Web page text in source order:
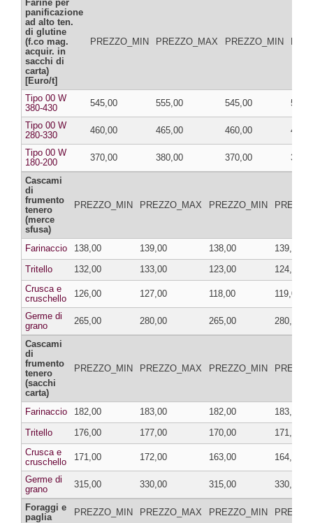
Farine per
panificazione
ad alto ten.
di glutine
(f.co mag.
acquir. in
sacchi di
carta)
[Euro/t]
PREZZO_MIN PREZZO_MAX PREZZO_MIN
Tipo 00 W
380-430
545,00 555,00 545,00
Tipo 00 W
280-330
460,00 465,00 460,00
Tipo 00 W
180-200
370,00 380,00 370,00
Cascami
di
frumento
tenero
(merce
sfusa)
PREZZO_MIN PREZZO_MAX PREZZO_MIN
Farinaccio 138,00 139,00 138,00
139,00
Tritello
132,00 133,00 123,00
124,00
Crusca e
cruschello
126,00 127,00 118,00 119,00
Germe di
grano
265,00 280,00 265,00 280,00
Cascami
di
frumento
tenero
(sacchi
carta)
PREZZO_MIN PREZZO_MAX PREZZO_MIN
Farinaccio 182,00 183,00 182,00
183,00
Tritello
176,00 177,00 170,00
171,00
Crusca e
cruschello
171,00 172,00 163,00 164,00
Germe di
grano
315,00 330,00 315,00 330,00
Foraggi e
paglia
PREZZO_MIN PREZZO_MAX PREZZO_MIN